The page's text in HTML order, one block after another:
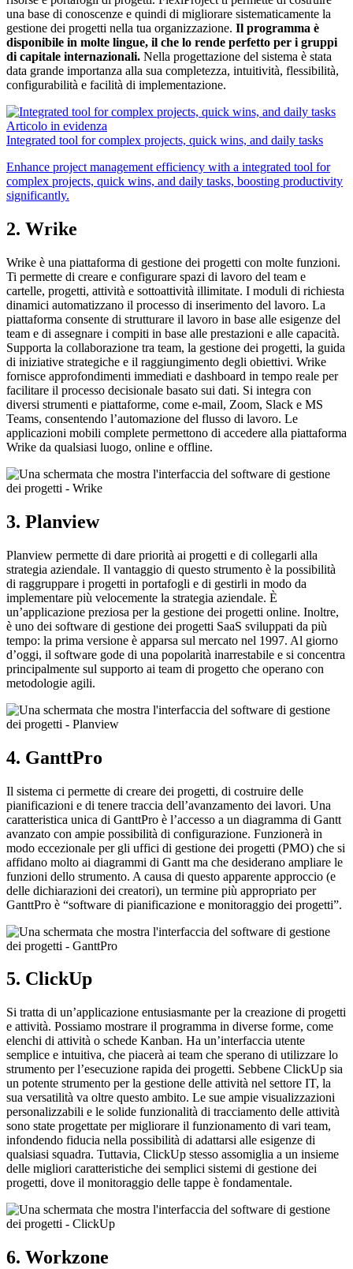
una base di conoscenze e quindi di migliorare sistematicamente la
gestione dei progetti nella tua organizzazione. Il programma è
disponibile in molte lingue, il che lo rende perfetto per i gruppi
di capitale internazionali. Nella progettazione del sistema è stata
data grande importanza alla sua completezza, intuitività, flessibilità,
configurabilità e facilità di implementazione.
Articolo in evidenza
Integrated tool for complex projects, quick wins, and daily tasks
Enhance project management efficiency with a integrated tool for
complex projects, quick wins, and daily tasks, boosting productivity
significantly.
2. Wrike
Wrike è una piattaforma di gestione dei progetti con molte funzioni.
Ti permette di creare e configurare spazi di lavoro del team e
cartelle, progetti, attività e sottoattività illimitate. I moduli di richiesta
dinamici automatizzano il processo di inserimento del lavoro. La
piattaforma consente di strutturare il lavoro in base alle esigenze del
team e di assegnare i compiti in base alle prestazioni e alle capacità.
Supporta la collaborazione tra team, la gestione dei progetti, la guida
di iniziative strategiche e il raggiungimento degli obiettivi. Wrike
fornisce approfondimenti immediati e dashboard in tempo reale per
facilitare il processo decisionale basato sui dati. Si integra con
diversi strumenti e piattaforme, come e-mail, Zoom, Slack e MS
Teams, consentendo l’automazione del flusso di lavoro. Le
applicazioni mobili complete permettono di accedere alla piattaforma
Wrike da qualsiasi luogo, online e offline.
3. Planview
Planview permette di dare priorità ai progetti e di collegarli alla
strategia aziendale. Il vantaggio di questo strumento è la possibilità
di raggruppare i progetti in portafogli e di gestirli in modo da
implementare più velocemente la strategia aziendale. È
un’applicazione preziosa per la gestione dei progetti online. Inoltre,
è uno dei software di gestione dei progetti SaaS sviluppati da più
tempo: la prima versione è apparsa sul mercato nel 1997. Al giorno
d’oggi, il software gode di una popolarità inarrestabile e si concentra
principalmente sul supporto ai team di progetto che operano con
metodologie agili.
4. GanttPro
Il sistema ci permette di creare dei progetti, di costruire delle
pianificazioni e di tenere traccia dell’avanzamento dei lavori. Una
caratteristica unica di GanttPro è l’accesso a un diagramma di Gantt
avanzato con ampie possibilità di configurazione. Funzionerà in
modo eccezionale per gli uffici di gestione dei progetti (PMO) che si
affidano molto ai diagrammi di Gantt ma che desiderano ampliare le
funzioni dello strumento. A causa di questo apparente approccio (e
delle dichiarazioni dei creatori), un termine più appropriato per
GanttPro è “software di pianificazione e monitoraggio dei progetti”.
5. ClickUp
Si tratta di un’applicazione entusiasmante per la creazione di progetti
e attività. Possiamo mostrare il programma in diverse forme, come
elenchi di attività o schede Kanban. Ha un’interfaccia utente
semplice e intuitiva, che piacerà ai team che sperano di utilizzare lo
strumento per l’esecuzione rapida dei progetti. Sebbene ClickUp sia
un potente strumento per la gestione delle attività nel settore IT, la
sua versatilità va oltre questo ambito. Le sue ampie visualizzazioni
personalizzabili e le solide funzionalità di tracciamento delle attività
sono state progettate per migliorare il funzionamento di vari team,
infondendo fiducia nella possibilità di adattarsi alle esigenze di
qualsiasi squadra. Tuttavia, ClickUp stesso assomiglia a un insieme
delle migliori caratteristiche dei semplici sistemi di gestione dei
progetti, dove il monitoraggio delle tappe è fondamentale.
6. Workzone